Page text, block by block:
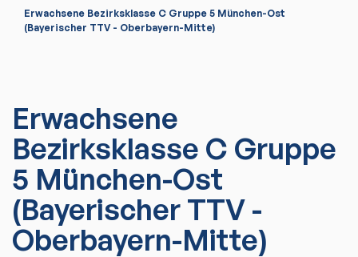
Erwachsene Bezirksklasse C Gruppe 5 München-Ost
(Bayerischer TTV - Oberbayern-Mitte)
Erwachsene
Bezirksklasse C Gruppe
5 München-Ost
(Bayerischer TTV -
Oberbayern-Mitte)